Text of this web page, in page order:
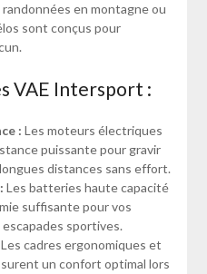
en montagne ou
sont conçus pour
VAE Intersport :
: Les moteurs électriques
puissante pour gravir
distances sans effort.
Les batteries haute capacité
suffisante pour vos
sportives.
Les cadres ergonomiques et
un confort optimal lors